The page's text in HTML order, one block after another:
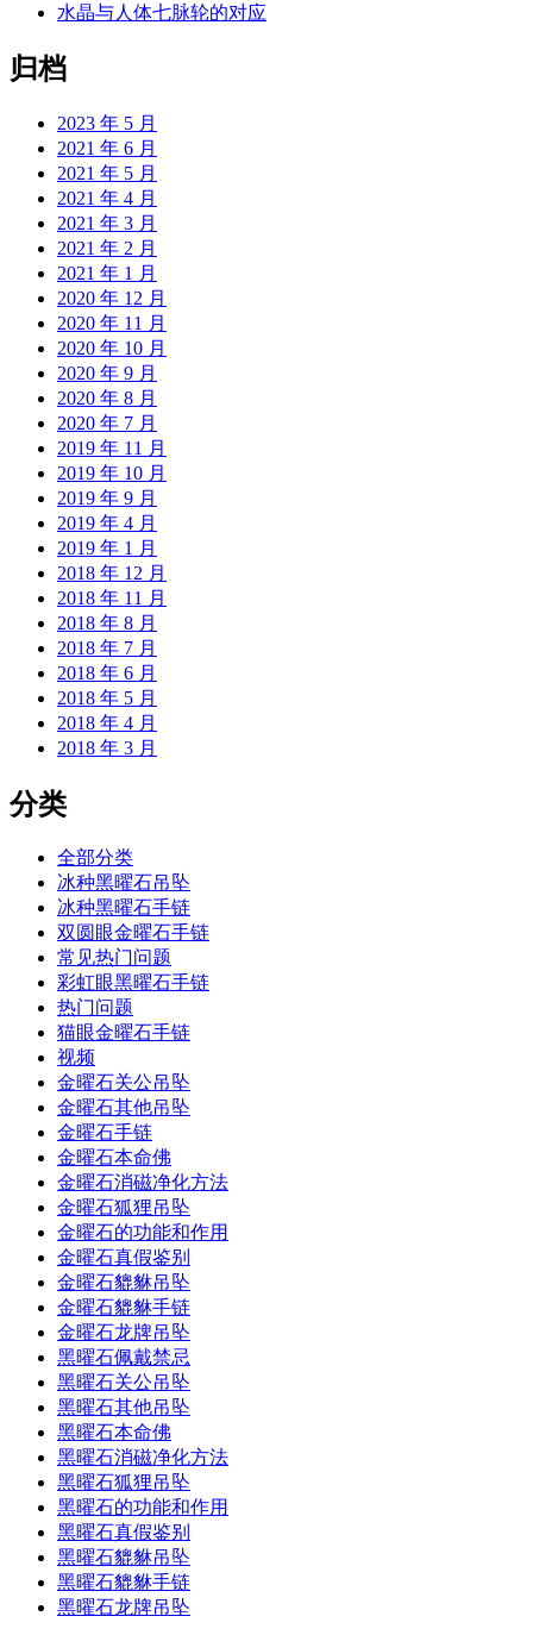
水晶与人体七脉轮的对应
归档
2023 年 5 月
2021 年 6 月
2021 年 5 月
2021 年 4 月
2021 年 3 月
2021 年 2 月
2021 年 1 月
2020 年 12 月
2020 年 11 月
2020 年 10 月
2020 年 9 月
2020 年 8 月
2020 年 7 月
2019 年 11 月
2019 年 10 月
2019 年 9 月
2019 年 4 月
2019 年 1 月
2018 年 12 月
2018 年 11 月
2018 年 8 月
2018 年 7 月
2018 年 6 月
2018 年 5 月
2018 年 4 月
2018 年 3 月
分类
全部分类
冰种黑曜石吊坠
冰种黑曜石手链
双圆眼金曜石手链
常见热门问题
彩虹眼黑曜石手链
热门问题
猫眼金曜石手链
视频
金曜石关公吊坠
金曜石其他吊坠
金曜石手链
金曜石本命佛
金曜石消磁净化方法
金曜石狐狸吊坠
金曜石的功能和作用
金曜石真假鉴别
金曜石貔貅吊坠
金曜石貔貅手链
金曜石龙牌吊坠
黑曜石佩戴禁忌
黑曜石关公吊坠
黑曜石其他吊坠
黑曜石本命佛
黑曜石消磁净化方法
黑曜石狐狸吊坠
黑曜石的功能和作用
黑曜石真假鉴别
黑曜石貔貅吊坠
黑曜石貔貅手链
黑曜石龙牌吊坠